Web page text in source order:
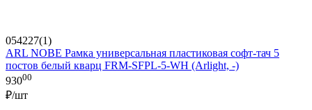
054227(1)
ARL NOBE Рамка универсальная пластиковая софт-тач 5
постов белый кварц FRM-SFPL-5-WH (Arlight, -)
93000
₽/шт